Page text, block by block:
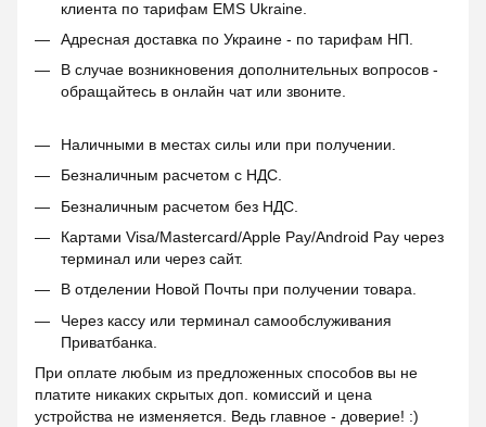
клиента по тарифам EMS Ukraine.
Адресная доставка по Украине - по тарифам НП.
В случае возникновения дополнительных вопросов -
обращайтесь в онлайн чат или звоните.
Наличными в местах силы или при получении.
Безналичным расчетом с НДС.
Безналичным расчетом без НДС.
Картами Visa/Mastercard/Apple Pay/Android Pay через
терминал или через сайт.
В отделении Новой Почты при получении товара.
Через кассу или терминал самообслуживания
Приватбанка.
При оплате любым из предложенных способов вы не
платите никаких скрытых доп. комиссий и цена
устройства не изменяется. Ведь главное - доверие! :)